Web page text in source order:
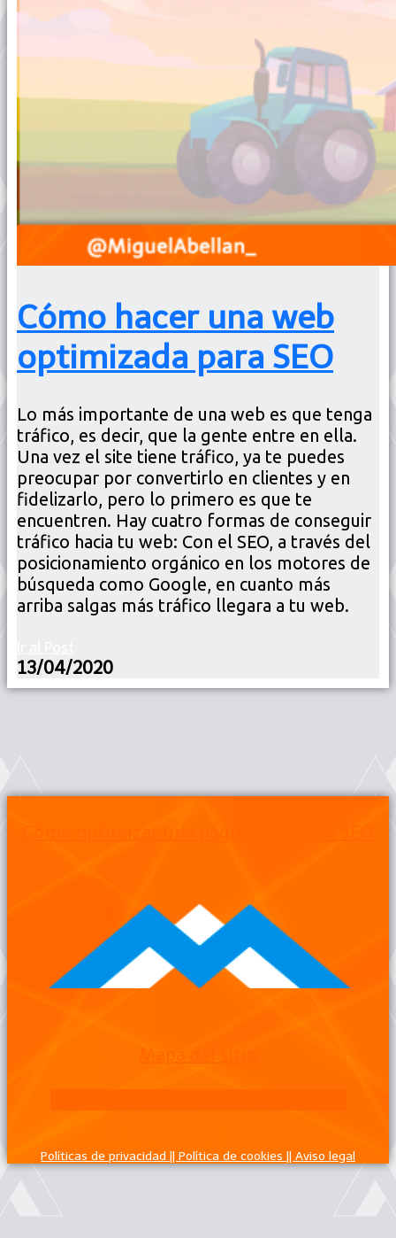
Cómo hacer una web
optimizada para SEO
Lo más importante de una web es que tenga
tráfico, es decir, que la gente entre en ella.
Una vez el site tiene tráfico, ya te puedes
preocupar por convertirlo en clientes y en
fidelizarlo, pero lo primero es que te
encuentren. Hay cuatro formas de conseguir
tráfico hacia tu web: Con el SEO, a través del
posicionamiento orgánico en los motores de
búsqueda como Google, en cuanto más
arriba salgas más tráfico llegara a tu web.
13/04/2020
Mapa del sitio
Políticas de privacidad || Política de cookies || Aviso legal